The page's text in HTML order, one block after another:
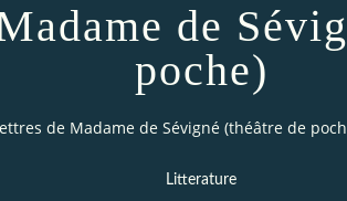
de
poche)
de Madame de Sévigné (théâtre de
Litterature